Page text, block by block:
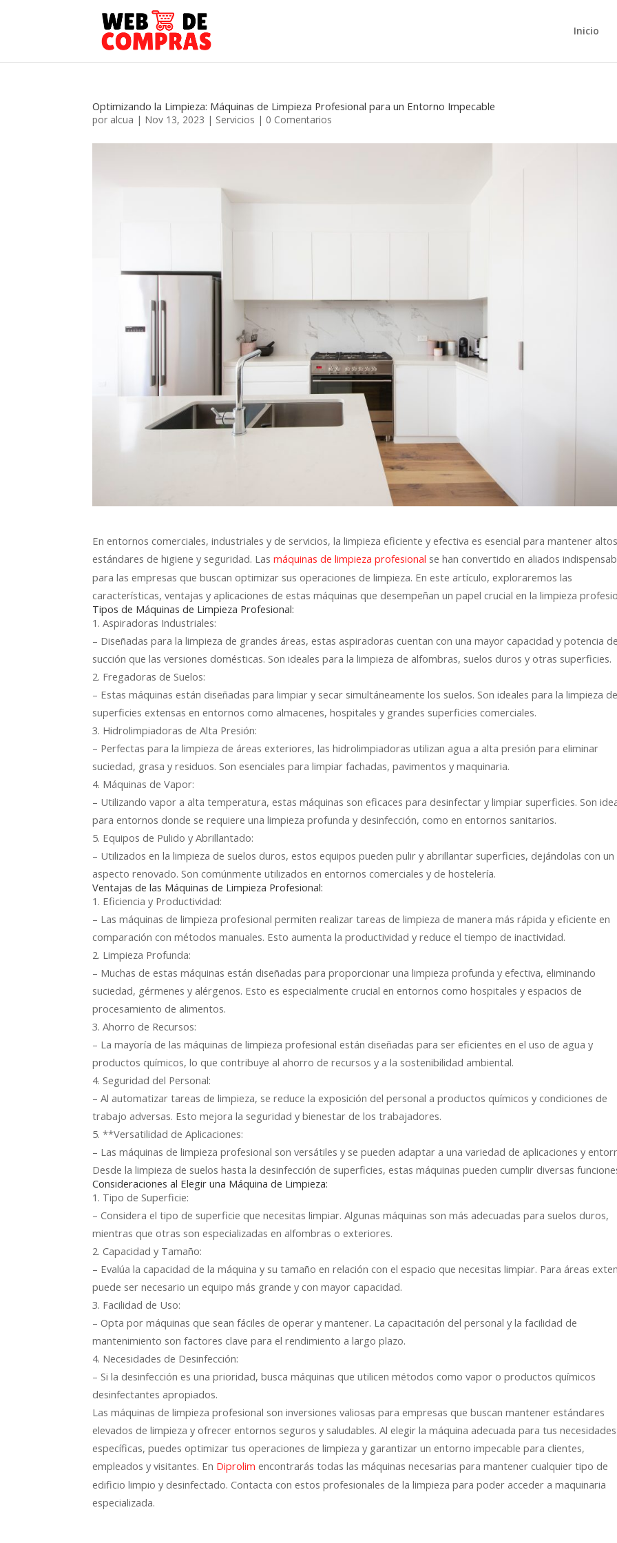
Inicio
Optimizando la Limpieza: Máquinas de Limpieza Profesional para un Entorno Impecable
por alcua | Nov 13, 2023 | Servicios | 0 Comentarios
En entornos comerciales, industriales y de servicios, la limpieza eficiente y efectiva es esencial para mantener altos
estándares de higiene y seguridad. Lasmáquinas de limpieza profesional se han convertido en aliados
para las empresas que buscan optimizar sus operaciones de limpieza. En este artículo, exploraremos las
características, ventajas y aplicaciones de estas máquinas que desempeñan un papel crucial en la limpieza
Tipos de Máquinas de Limpieza Profesional:
1. Aspiradoras Industriales:
– Diseñadas para la limpieza de grandes áreas, estas aspiradoras cuentan con una mayor capacidad y potencia de
succión que las versiones domésticas. Son ideales para la limpieza de alfombras, suelos duros y otras superficies.
2. Fregadoras de Suelos:
– Estas máquinas están diseñadas para limpiar y secar simultáneamente los suelos. Son ideales para la limpieza de
superficies extensas en entornos como almacenes, hospitales y grandes superficies comerciales.
3. Hidrolimpiadoras de Alta Presión:
– Perfectas para la limpieza de áreas exteriores, las hidrolimpiadoras utilizan agua a alta presión para eliminar
suciedad, grasa y residuos. Son esenciales para limpiar fachadas, pavimentos y maquinaria.
4. Máquinas de Vapor:
– Utilizando vapor a alta temperatura, estas máquinas son eficaces para desinfectar y limpiar superficies. Son
para entornos donde se requiere una limpieza profunda y desinfección, como en entornos sanitarios.
5. Equipos de Pulido y Abrillantado:
– Utilizados en la limpieza de suelos duros, estos equipos pueden pulir y abrillantar superficies, dejándolas con un
aspecto renovado. Son comúnmente utilizados en entornos comerciales y de hostelería.
Ventajas de las Máquinas de Limpieza Profesional:
1. Eficiencia y Productividad:
– Las máquinas de limpieza profesional permiten realizar tareas de limpieza de manera más rápida y eficiente en
comparación con métodos manuales. Esto aumenta la productividad y reduce el tiempo de inactividad.
2. Limpieza Profunda:
– Muchas de estas máquinas están diseñadas para proporcionar una limpieza profunda y efectiva, eliminando
suciedad, gérmenes y alérgenos. Esto es especialmente crucial en entornos como hospitales y espacios de
procesamiento de alimentos.
3. Ahorro de Recursos:
– La mayoría de las máquinas de limpieza profesional están diseñadas para ser eficientes en el uso de agua y
productos químicos, lo que contribuye al ahorro de recursos y a la sostenibilidad ambiental.
4. Seguridad del Personal:
– Al automatizar tareas de limpieza, se reduce la exposición del personal a productos químicos y condiciones de
trabajo adversas. Esto mejora la seguridad y bienestar de los trabajadores.
5. **Versatilidad de Aplicaciones:
– Las máquinas de limpieza profesional son versátiles y se pueden adaptar a una variedad de aplicaciones y
Desde la limpieza de suelos hasta la desinfección de superficies, estas máquinas pueden cumplir diversas
Consideraciones al Elegir una Máquina de Limpieza:
1. Tipo de Superficie:
– Considera el tipo de superficie que necesitas limpiar. Algunas máquinas son más adecuadas para suelos duros,
mientras que otras son especializadas en alfombras o exteriores.
2. Capacidad y Tamaño:
– Evalúa la capacidad de la máquina y su tamaño en relación con el espacio que necesitas limpiar. Para áreas
puede ser necesario un equipo más grande y con mayor capacidad.
3. Facilidad de Uso:
– Opta por máquinas que sean fáciles de operar y mantener. La capacitación del personal y la facilidad de
mantenimiento son factores clave para el rendimiento a largo plazo.
4. Necesidades de Desinfección:
– Si la desinfección es una prioridad, busca máquinas que utilicen métodos como vapor o productos químicos
desinfectantes apropiados.
Las máquinas de limpieza profesional son inversiones valiosas para empresas que buscan mantener estándares
elevados de limpieza y ofrecer entornos seguros y saludables. Al elegir la máquina adecuada para tus necesidades
específicas, puedes optimizar tus operaciones de limpieza y garantizar un entorno impecable para clientes,
empleados y visitantes. En Diprolim encontrarás todas las máquinas necesarias para mantener cualquier tipo de
edificio limpio y desinfectado. Contacta con estos profesionales de la limpieza para poder acceder a maquinaria
especializada.